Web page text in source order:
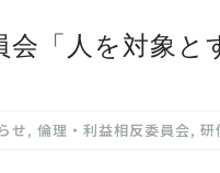
会「人を対象と
せ, 倫理・利益相反委員会, 研